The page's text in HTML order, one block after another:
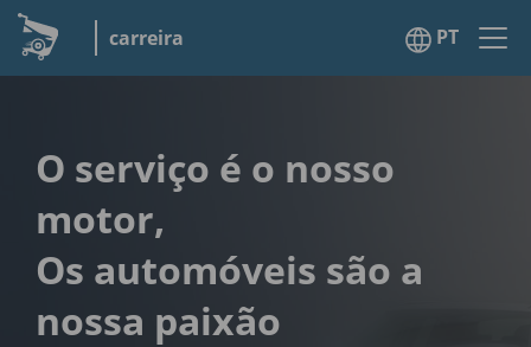
carreira PT
O serviço é o nosso
motor,
Os automóveis são a
nossa paixão